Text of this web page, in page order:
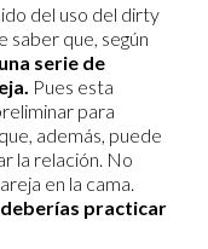
del uso del dirty
saber que, según
serie de
Pues esta
para
además, puede
la relación. No
en la cama.
deberías practicar